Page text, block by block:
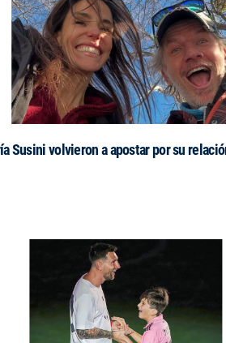
Susini volvieron a apostar por su